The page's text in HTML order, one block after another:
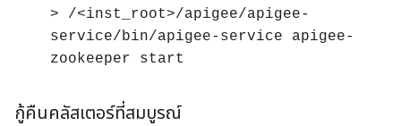
> /<inst_root>/apigee/apigee-
service/bin/apigee-service apigee-
zookeeper start
กู้คืนคลัสเตอร์ที่สมบูรณ์